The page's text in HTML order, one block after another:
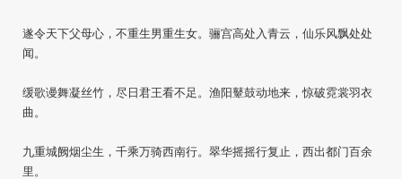
遂令天下父母心，不重生男重生女。骊宫高处入青云，仙乐风飘处处
闻。
缓歌谩舞凝丝竹，尽日君王看不足。渔阳鼙鼓动地来，惊破霓裳羽衣
曲。
九重城阙烟尘生，千乘万骑西南行。翠华摇摇行复止，西出都门百余
里。